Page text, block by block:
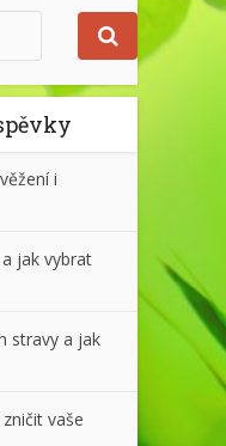
i
jak vybrat
stravy a jak
vaše